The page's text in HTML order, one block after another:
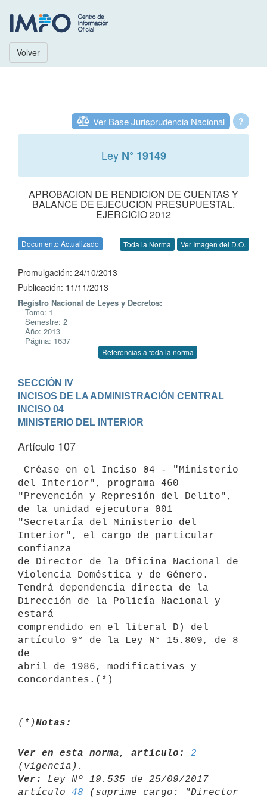
Volver
?
Ver Base Jurisprudencia Nacional
Ley N° 19149
APROBACION DE RENDICION DE CUENTAS Y
BALANCE DE EJECUCION PRESUPUESTAL.
EJERCICIO 2012
Documento Actualizado Toda la Norma Ver Imagen del D.O.
Promulgación: 24/10/2013
Publicación: 11/11/2013
Registro Nacional de Leyes y Decretos:
Tomo: 1
Semestre: 2
Año: 2013
Página: 1637
Referencias a toda la norma
SECCIÓN IV
INCISOS DE LA ADMINISTRACIÓN CENTRAL
INCISO 04
MINISTERIO DEL INTERIOR
Artículo 107
del Interior", programa 460
"Prevención y Represión del Delito",
de la unidad ejecutora 001
"Secretaría del Ministerio del
Interior", el cargo de particular
confianza
de Director de la Oficina Nacional de
Violencia Doméstica y de Género.
Tendrá dependencia directa de la
Dirección de la Policía Nacional y
estará
comprendido en el literal D) del
artículo 9° de la Ley N° 15.809, de 8
de
abril de 1986, modificativas y
(*)Notas:
Ver en esta norma, artículo:
2
Ver:
Ley Nº 19.535 de 25/09/2017
artículo 48 (suprime cargo: "Director